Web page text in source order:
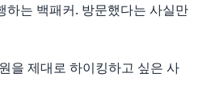
하는 백패커. 방문했다는 사실만
을 제대로 하이킹하고 싶은 사